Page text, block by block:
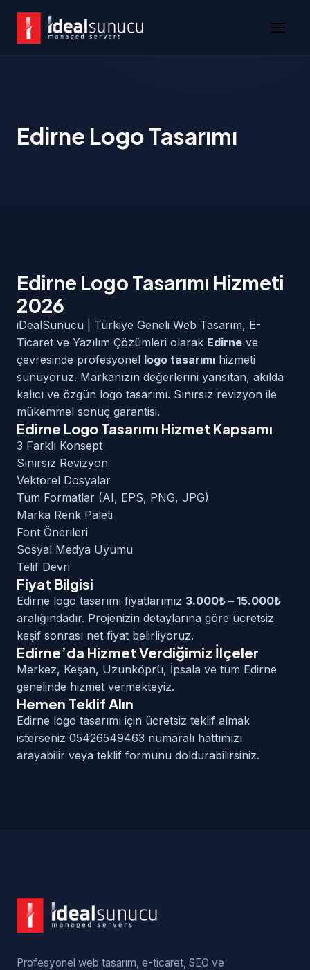
Edirne Logo Tasarımı
Edirne Logo Tasarımı Hizmeti
2026
iDealSunucu | Türkiye Geneli Web Tasarım, E-
Ticaret ve Yazılım Çözümleri olarak Edirne ve
çevresinde profesyonel logo tasarımı hizmeti
sunuyoruz. Markanızın değerlerini yansıtan, akılda
kalıcı ve özgün logo tasarımı. Sınırsız revizyon ile
mükemmel sonuç garantisi.
Edirne Logo Tasarımı Hizmet Kapsamı
3 Farklı Konsept
Sınırsız Revizyon
Vektörel Dosyalar
Tüm Formatlar (AI, EPS, PNG, JPG)
Marka Renk Paleti
Font Önerileri
Sosyal Medya Uyumu
Telif Devri
Fiyat Bilgisi
Edirne logo tasarımı fiyatlarımız 3.000₺ – 15.000₺
aralığındadır. Projenizin detaylarına göre ücretsiz
keşif sonrası net fiyat belirliyoruz.
Edirne’da Hizmet Verdiğimiz İlçeler
Merkez, Keşan, Uzunköprü, İpsala ve tüm Edirne
genelinde hizmet vermekteyiz.
Hemen Teklif Alın
Edirne logo tasarımı için ücretsiz teklif almak
isterseniz 05426549463 numaralı hattımızı
arayabilir veya teklif formunu doldurabilirsiniz.
Profesyonel web tasarım, e-ticaret, SEO ve